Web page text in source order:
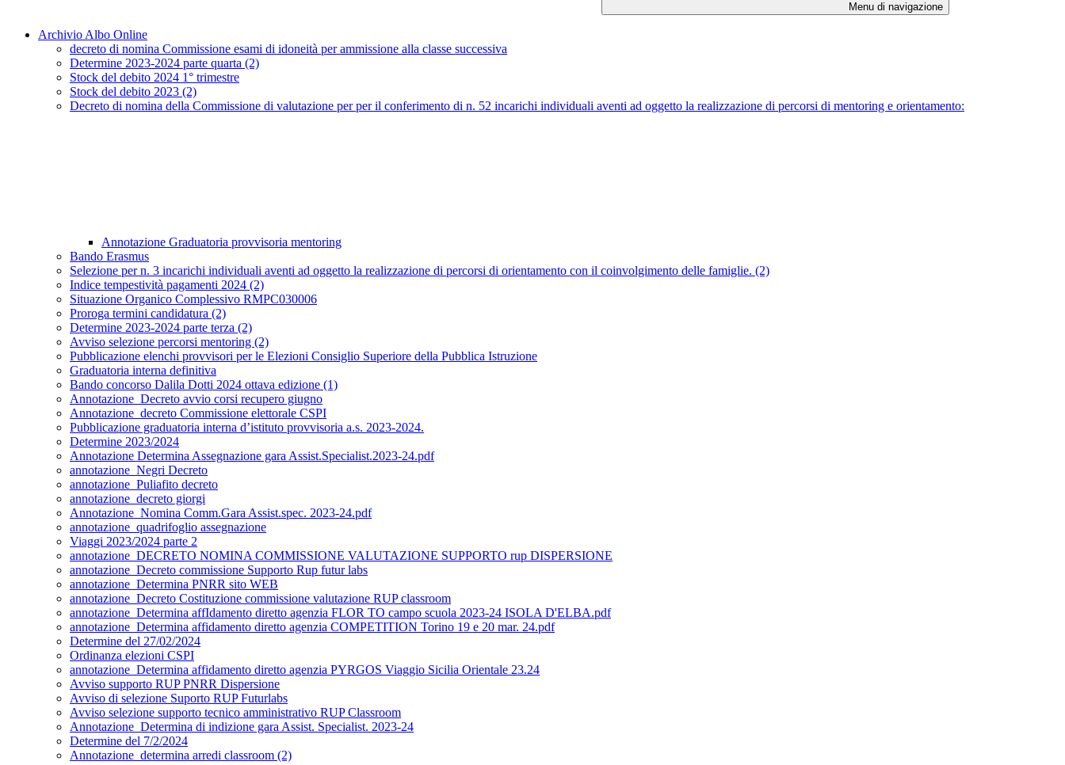
Menu di navigazione
Archivio Albo Online
decreto di nomina Commissione esami di idoneità per ammissione alla classe successiva
Determine 2023-2024 parte quarta (2)
Stock del debito 2024 1° trimestre
Stock del debito 2023 (2)
Decreto di nomina della Commissione di valutazione per per il conferimento di n. 52 incarichi individuali aventi ad oggetto la realizzazione di percorsi di mentoring e orientamento:
Annotazione Graduatoria provvisoria mentoring
Bando Erasmus
Selezione per n. 3 incarichi individuali aventi ad oggetto la realizzazione di percorsi di orientamento con il coinvolgimento delle famiglie. (2)
Indice tempestività pagamenti 2024 (2)
Situazione Organico Complessivo RMPC030006
Proroga termini candidatura (2)
Determine 2023-2024 parte terza (2)
Avviso selezione percorsi mentoring (2)
Pubblicazione elenchi provvisori per le Elezioni Consiglio Superiore della Pubblica Istruzione
Graduatoria interna definitiva
Bando concorso Dalila Dotti 2024 ottava edizione (1)
Annotazione_Decreto avvio corsi recupero giugno
Annotazione_decreto Commissione elettorale CSPI
Pubblicazione graduatoria interna d’istituto provvisoria a.s. 2023-2024.
Determine 2023/2024
Annotazione Determina Assegnazione gara Assist.Specialist.2023-24.pdf
annotazione_Negri Decreto
annotazione_Puliafito decreto
annotazione_decreto giorgi
Annotazione_Nomina Comm.Gara Assist.spec. 2023-24.pdf
annotazione_quadrifoglio assegnazione
Viaggi 2023/2024 parte 2
annotazione_DECRETO NOMINA COMMISSIONE VALUTAZIONE SUPPORTO rup DISPERSIONE
annotazione_Decreto commissione Supporto Rup futur labs
annotazione_Determina PNRR sito WEB
annotazione_Decreto Costituzione commissione valutazione RUP classroom
annotazione_Determina affIdamento diretto agenzia FLOR TO campo scuola 2023-24 ISOLA D'ELBA.pdf
annotazione_Determina affidamento diretto agenzia COMPETITION Torino 19 e 20 mar. 24.pdf
Determine del 27/02/2024
Ordinanza elezioni CSPI
annotazione_Determina affidamento diretto agenzia PYRGOS Viaggio Sicilia Orientale 23.24
Avviso supporto RUP PNRR Dispersione
Avviso di selezione Suporto RUP Futurlabs
Avviso selezione supporto tecnico amministrativo RUP Classroom
Annotazione_Determina di indizione gara Assist. Specialist. 2023-24
Determine del 7/2/2024
Annotazione_determina arredi classroom (2)